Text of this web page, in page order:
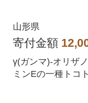
山形県
寄付金額
γ(ガンマ)-オリザ
ミンEの一種トコ